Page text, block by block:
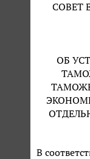
СОВЕТ
ОБ
В